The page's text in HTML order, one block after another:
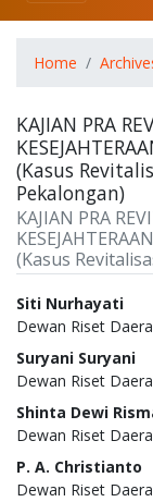
Home
KAJIAN PRA
(Kasus
Pekalongan)
KAJIAN PRA
(Kasus
Authors
Siti Nurhayati
Dewan Riset
Suryani Suryani
Dewan Riset
Shinta Dewi
Dewan Riset
P. A. Christianto
Dewan Riset